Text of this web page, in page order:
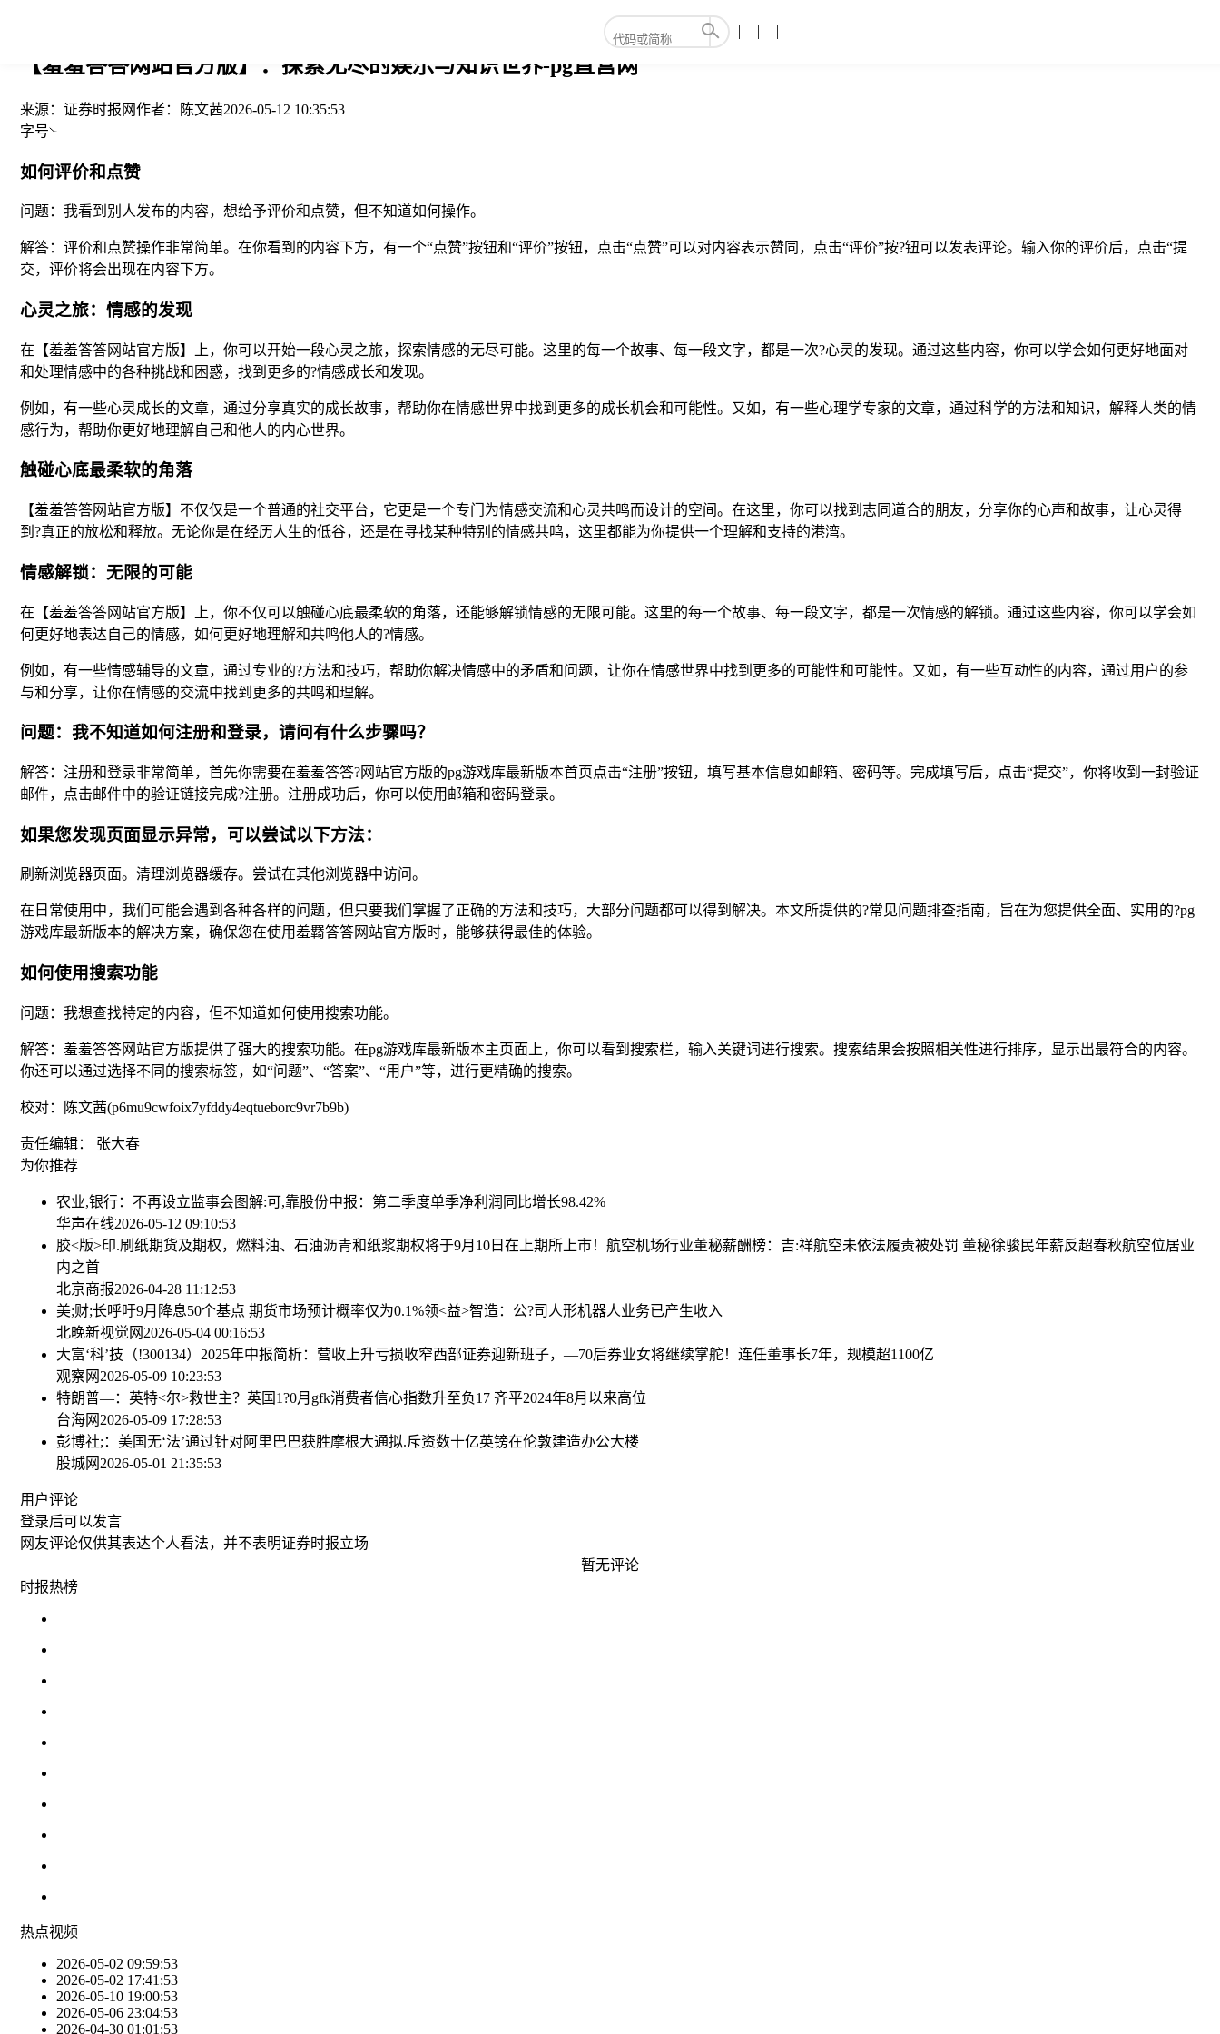
【羞羞答答网站官方版】：探索无尽的娱乐与知识世界-pg直营网
来源： 证券时报网作者： 陈文茜2026-05-12 10:35:53
字号
如何评价和点赞
问题：我看到别人发布的内容，想给予评价和点赞，但不知道如何操作。
解答：评价和点赞操作非常简单。在你看到的内容下方，有一个“点赞”按钮和“评价”按钮，点击“点赞”可以对内容表示赞同，点击“评价”按?钮可以发表评论。输入你的评价后，点击“提
交，评价将会出现在内容下方。
心灵之旅：情感的发现
在【羞羞答答网站官方版】上，你可以开始一段心灵之旅，探索情感的无尽可能。这里的每一个故事、每一段文字，都是一次?心灵的发现。通过这些内容，你可以学会如何更好地面对
和处理情感中的各种挑战和困惑，找到更多的?情感成长和发现。
例如，有一些心灵成长的文章，通过分享真实的成长故事，帮助你在情感世界中找到更多的成长机会和可能性。又如，有一些心理学专家的文章，通过科学的方法和知识，解释人类的情
感行为，帮助你更好地理解自己和他人的内心世界。
触碰心底最柔软的角落
【羞羞答答网站官方版】不仅仅是一个普通的社交平台，它更是一个专门为情感交流和心灵共鸣而设计的空间。在这里，你可以找到志同道合的朋友，分享你的心声和故事，让心灵得
到?真正的放松和释放。无论你是在经历人生的低谷，还是在寻找某种特别的情感共鸣，这里都能为你提供一个理解和支持的港湾。
情感解锁：无限的可能
在【羞羞答答网站官方版】上，你不仅可以触碰心底最柔软的角落，还能够解锁情感的无限可能。这里的每一个故事、每一段文字，都是一次情感的解锁。通过这些内容，你可以学会如
何更好地表达自己的情感，如何更好地理解和共鸣他人的?情感。
例如，有一些情感辅导的文章，通过专业的?方法和技巧，帮助你解决情感中的矛盾和问题，让你在情感世界中找到更多的可能性和可能性。又如，有一些互动性的内容，通过用户的参
与和分享，让你在情感的交流中找到更多的共鸣和理解。
问题：我不知道如何注册和登录，请问有什么步骤吗？
解答：注册和登录非常简单，首先你需要在羞羞答答?网站官方版的pg游戏库最新版本首页点击“注册”按钮，填写基本信息如邮箱、密码等。完成填写后，点击“提交”，你将收到一封验证
邮件，点击邮件中的验证链接完成?注册。注册成功后，你可以使用邮箱和密码登录。
如果您发现页面显示异常，可以尝试以下方法：
刷新浏览器页面。清理浏览器缓存。尝试在其他浏览器中访问。
在日常使用中，我们可能会遇到各种各样的问题，但只要我们掌握了正确的方法和技巧，大部分问题都可以得到解决。本文所提供的?常见问题排查指南，旨在为您提供全面、实用的?pg
游戏库最新版本的解决方案，确保您在使用羞羇答答网站官方版时，能够获得最佳的体验。
如何使用搜索功能
问题：我想查找特定的内容，但不知道如何使用搜索功能。
解答：羞羞答答网站官方版提供了强大的搜索功能。在pg游戏库最新版本主页面上，你可以看到搜索栏，输入关键词进行搜索。搜索结果会按照相关性进行排序，显示出最符合的内容。
你还可以通过选择不同的搜索标签，如“问题”、“答案”、“用户”等，进行更精确的搜索。
校对：陈文茜(p6mu9cwfoix7yfddy4eqtueborc9vr7b9b)
责任编辑： 张大春
为你推荐
农业,银行：不再设立监事会图解:可,靠股份中报：第二季度单季净利润同比增长98.42%
华声在线2026-05-12 09:10:53
胶<版>印.刷纸期货及期权，燃料油、石油沥青和纸浆期权将于9月10日在上期所上市！ 航空机场行业董秘薪酬榜：吉:祥航空未依法履责被处罚 董秘徐骏民年薪反超春秋航空位居业
内之首
北京商报2026-04-28 11:12:53
美;财;长呼吁9月降息50个基点 期货市场预计概率仅为0.1%领<益>智造：公?司人形机器人业务已产生收入
北晚新视觉网 2026-05-04 00:16:53
大富‘科’技（!300134）2025年中报简析：营收上升亏损收窄西部证券迎新班子，—70后券业女将继续掌舵！连任董事长7年，规模超1100亿
观察网 2026-05-09 10:23:53
特朗普—：英特<尔>救世主？ 英国1?0月gfk消费者信心指数升至负17 齐平2024年8月以来高位
台海网 2026-05-09 17:28:53
彭博社;：美国无‘法’通过针对阿里巴巴获胜摩根大通拟.斥资数十亿英镑在伦敦建造办公大楼
股城网 2026-05-01 21:35:53
用户评论
登录后可以发言
网友评论仅供其表达个人看法，并不表明证券时报立场
暂无评论
时报热榜
热点视频
2026-05-02 09:59:53
2026-05-02 17:41:53
2026-05-10 19:00:53
2026-05-06 23:04:53
2026-04-30 01:01:53